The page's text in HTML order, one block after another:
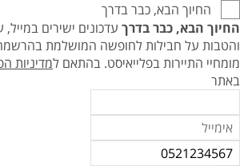
החיוך הבא, כבר בדרך
החיוך הבא, כבר בדרך עדכונים ישירים
והטבות על חבילות לחופשה המושלמת
מומחיי התיירות בפלייאיסט. בהתאם למדיניות
באתר